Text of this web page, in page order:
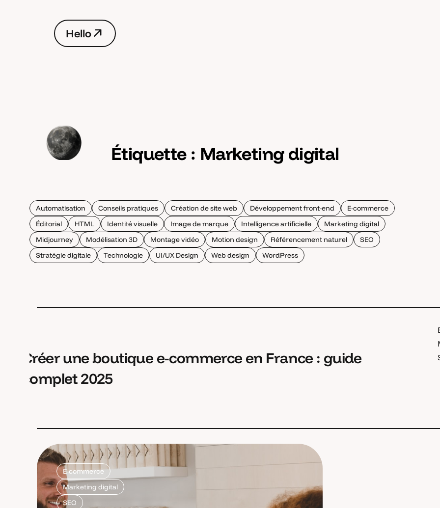
Hello
Hello
Étiquette : Marketing digital
Automatisation Conseils pratiques Création de site web Développement front-end
E-commerce
Éditorial
HTML Identité visuelle Image de marque Intelligence artificielle
Marketing digital
Midjourney
Modélisation 3D Montage vidéo Motion design Référencement naturel
SEO
Stratégie digitale
Technologie UI/UX Design Web design WordPress
Créer une boutique e-commerce en France : guide
complet 2025
E-commerce
Marketing digital
SEO